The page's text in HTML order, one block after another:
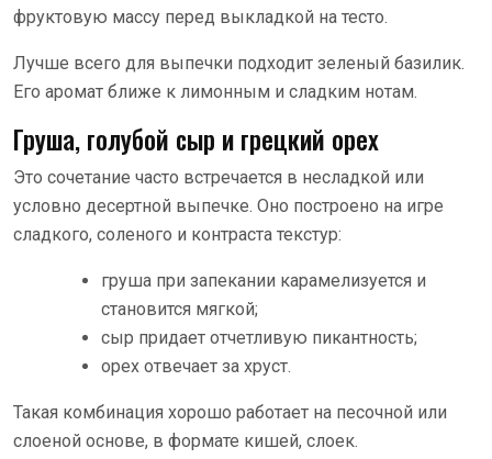
фруктовую массу перед выкладкой на тесто.
Лучше всего для выпечки подходит зеленый базилик.
Его аромат ближе к лимонным и сладким нотам.
Груша, голубой сыр и грецкий орех
Это сочетание часто встречается в несладкой или
условно десертной выпечке. Оно построено на игре
сладкого, соленого и контраста текстур:
груша при запекании карамелизуется и
становится мягкой;
сыр придает отчетливую пикантность;
орех отвечает за хруст.
Такая комбинация хорошо работает на песочной или
слоеной основе, в формате кишей, слоек.